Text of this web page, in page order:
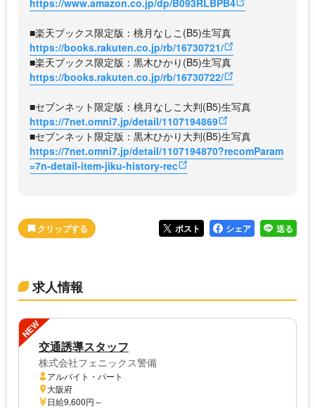
■楽天ブックス限定版：桃月なしこ(B5)生写真
https://books.rakuten.co.jp/rb/16730721/
■楽天ブックス限定版：黒木ひかり(B5)生写真
https://books.rakuten.co.jp/rb/16730722/
■セブンネット限定版：桃月なしこ大判(B5)生写真
https://7net.omni7.jp/detail/1107194869
■セブンネット限定版：黒木ひかり大判(B5)生写真
https://7net.omni7.jp/detail/1107194870?recomParam
=7n-detail-item-jiku-history-rec
ポスト シェア 送る
求人情報
NEW
交通誘導スタッフ
株式会社フェニックス警備
アルバイト・パート
大阪府
日給9,600円～